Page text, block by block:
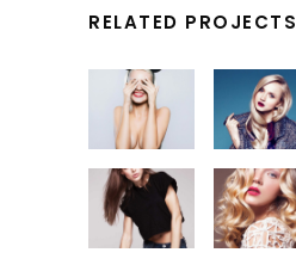
RELATED PROJECTS